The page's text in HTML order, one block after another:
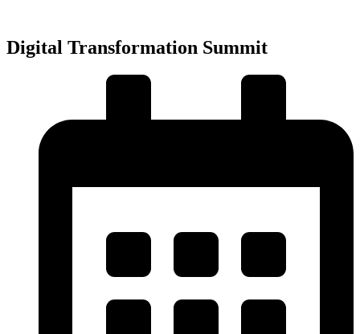
obsah
Digital Transformation Summit